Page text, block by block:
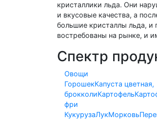
кристаллики льда. Они
и вкусовые качества, а
большие кристаллы льда, и
востребованы на рынке, и
Спектр
Овощи
ГорошекКапуста цветная,
брокколиКартофель
фри
КукурузаЛукМорковь